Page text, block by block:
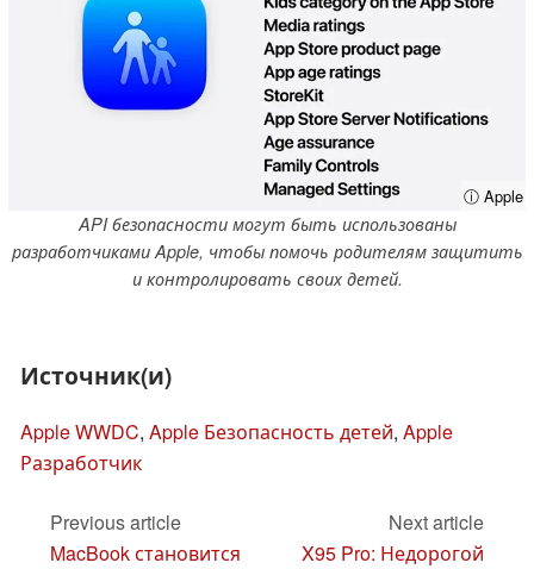
ⓘ Apple
API безопасности могут быть использованы
разработчиками Apple, чтобы помочь родителям защитить
и контролировать своих детей.
Источник(и)
Apple WWDC, Apple Безопасность детей, Apple
Разработчик
Previous article
MacBook становится
Next article
X95 Pro: Недорогой